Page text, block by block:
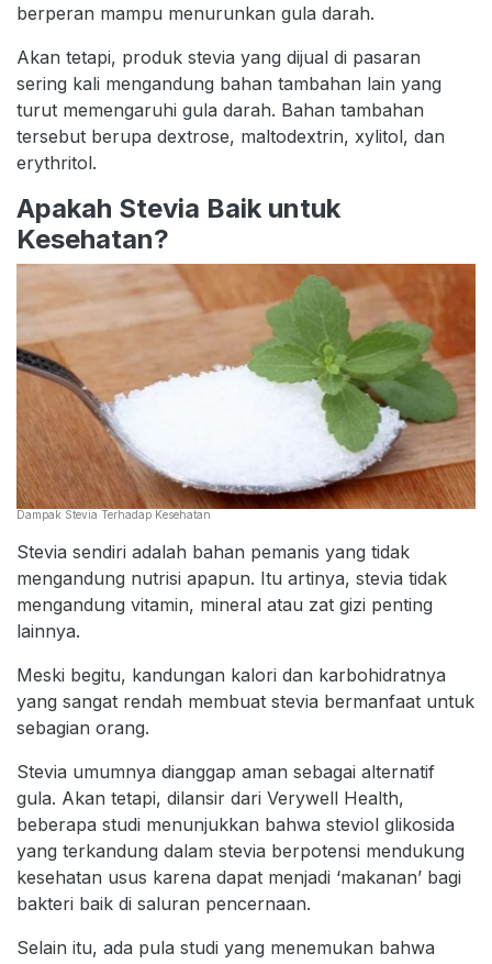
berperan mampu menurunkan gula darah.
Akan tetapi, produk stevia yang dijual di pasaran
sering kali mengandung bahan tambahan lain yang
turut memengaruhi gula darah. Bahan tambahan
tersebut berupa dextrose, maltodextrin, xylitol, dan
erythritol.
Apakah Stevia Baik untuk
Kesehatan?
Dampak Stevia Terhadap Kesehatan
Stevia sendiri adalah bahan pemanis yang tidak
mengandung nutrisi apapun. Itu artinya, stevia tidak
mengandung vitamin, mineral atau zat gizi penting
lainnya.
Meski begitu, kandungan kalori dan karbohidratnya
yang sangat rendah membuat stevia bermanfaat untuk
sebagian orang.
Stevia umumnya dianggap aman sebagai alternatif
gula. Akan tetapi, dilansir dari Verywell Health,
beberapa studi menunjukkan bahwa steviol glikosida
yang terkandung dalam stevia berpotensi mendukung
kesehatan usus karena dapat menjadi ‘makanan’ bagi
bakteri baik di saluran pencernaan.
Selain itu, ada pula studi yang menemukan bahwa